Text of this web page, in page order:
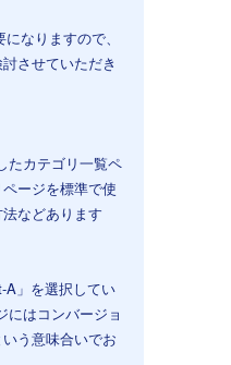
なりますので、
させていただき
たカテゴリ一覧ペ
ージを標準で使
などあります
A」を選択してい
にはコンバージョ
う意味合いでお